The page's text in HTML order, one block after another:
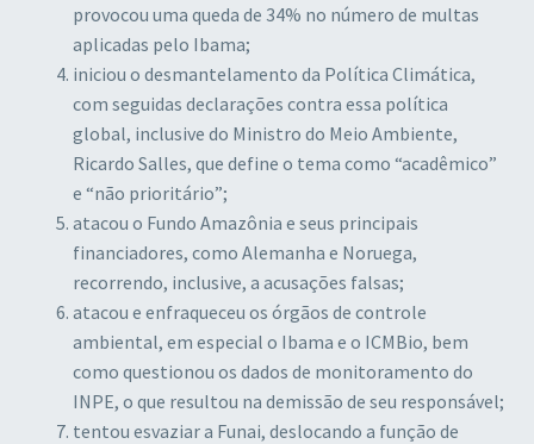
provocou uma queda de 34% no número de multas
aplicadas pelo Ibama;
iniciou o desmantelamento da Política Climática,
com seguidas declarações contra essa política
global, inclusive do Ministro do Meio Ambiente,
Ricardo Salles, que define o tema como “acadêmico”
e “não prioritário”;
atacou o Fundo Amazônia e seus principais
financiadores, como Alemanha e Noruega,
recorrendo, inclusive, a acusações falsas;
atacou e enfraqueceu os órgãos de controle
ambiental, em especial o Ibama e o ICMBio, bem
como questionou os dados de monitoramento do
INPE, o que resultou na demissão de seu responsável;
tentou esvaziar a Funai, deslocando a função de